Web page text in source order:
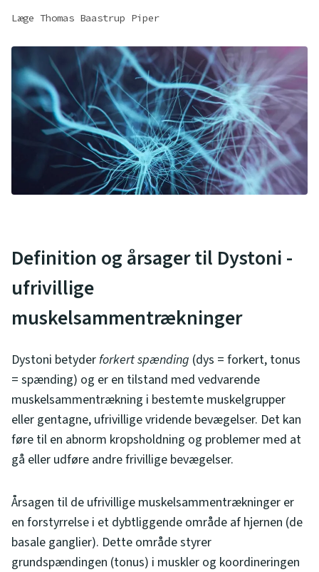
Læge Thomas Baastrup Piper
Definition og årsager til Dystoni -
ufrivillige
muskelsammentrækninger
Dystoni betyderforkert spænding (dys = forkert, tonus
= spænding) og er en tilstand med vedvarende
muskelsammentrækning i bestemte muskelgrupper
eller gentagne, ufrivillige vridende bevægelser. Det kan
føre til en abnorm kropsholdning og problemer med at
gå eller udføre andre frivillige bevægelser.
Årsagen til de ufrivillige muskelsammentrækninger er
en forstyrrelse i et dybtliggende område af hjernen (de
basale ganglier). Dette område styrer
grundspændingen (tonus) i muskler og koordineringen